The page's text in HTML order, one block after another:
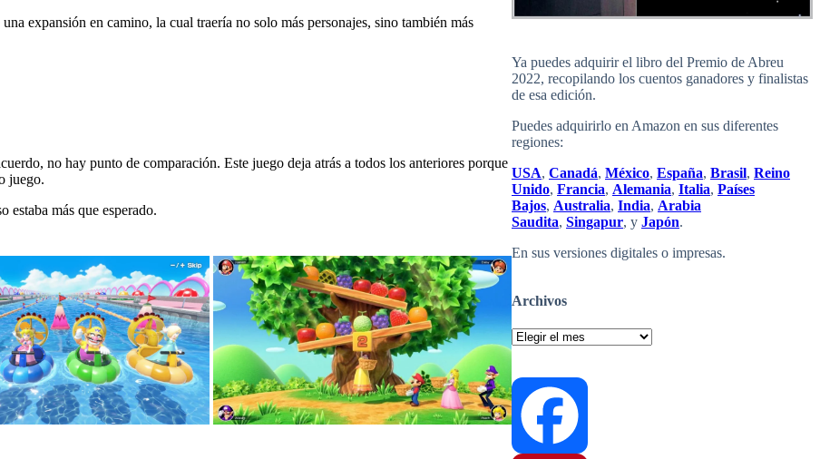
expansión en camino, la cual traería no solo más personajes, sino también más
no hay punto de comparación. Este juego deja atrás a todos los anteriores porque
juego.
estaba más que esperado.
Ya puedes adquirir el libro del Premio de Abreu
2022, recopilando los cuentos ganadores y finalistas
de esa edición.
Puedes adquirirlo en Amazon en sus diferentes
regiones:
USA, Canadá, México, España, Brasil, Reino
Unido, Francia, Alemania, Italia, Países
Bajos, Australia, India, Arabia
Saudita, Singapur, y Japón.
En sus versiones digitales o impresas.
Archivos
Archivos